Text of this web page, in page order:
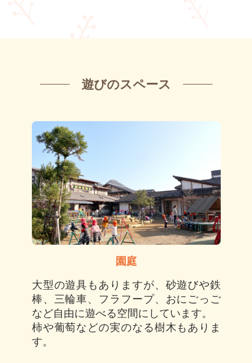
遊びのスペース
園庭
大型の遊具もありますが、砂遊びや鉄
棒、三輪車、フラフープ、おにごっご
など自由に遊べる空間にしています。
柿や葡萄などの実のなる樹木もありま
す。